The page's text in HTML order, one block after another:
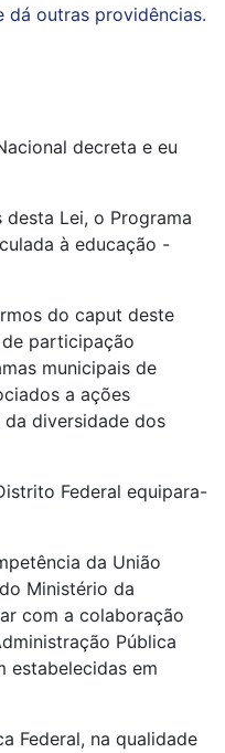
dá outras providências.
decreta e eu
Lei, o Programa
à educação -
do caput deste
participação
municipais de
a ações
diversidade dos
Federal equipara-
da União
Ministério da
com a colaboração
Pública
estabelecidas em
Federal, na qualidade